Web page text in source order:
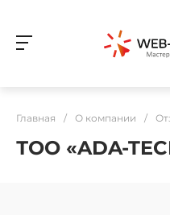
Главная / О компании /
ТОО «ADA-